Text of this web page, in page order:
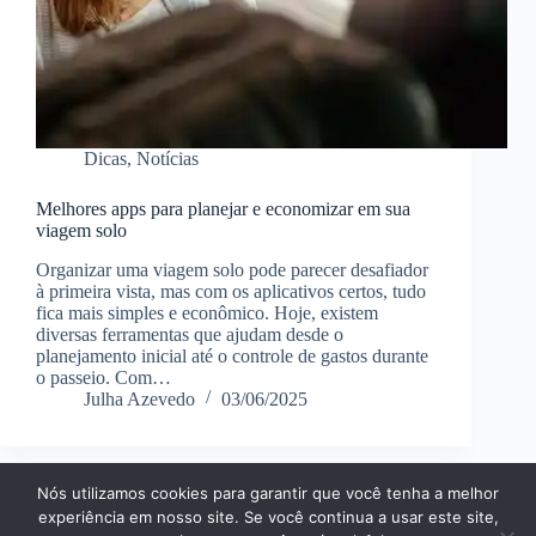
Dicas, Notícias
Melhores apps para planejar e economizar em sua
viagem solo
Organizar uma viagem solo pode parecer desafiador
à primeira vista, mas com os aplicativos certos, tudo
fica mais simples e econômico. Hoje, existem
diversas ferramentas que ajudam desde o
planejamento inicial até o controle de gastos durante
o passeio. Com…
Julha Azevedo
03/06/2025
Página Inícial Dicas
Aplicativos
Nós utilizamos cookies para garantir que você tenha a melhor
experiência em nosso site. Se você continua a usar este site,